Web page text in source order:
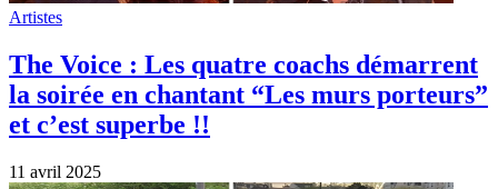
Artistes
The Voice : Les quatre coachs démarrent
la soirée en chantant “Les murs porteurs”
et c’est superbe !!
11 avril 2025